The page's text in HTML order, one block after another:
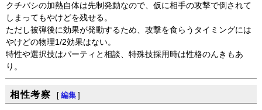
クチバシの加熱自体は先制発動なので、仮に相手の攻撃で倒されて
しまってもやけどを残せる。
ただし被弾後に効果が発動するため、攻撃を食らうタイミングには
やけどの物理1/2効果はない。
特性や選択技はパーティと相談、特殊技採用時は性格のんきもあ
り。
相性考察 [ 編集 ]